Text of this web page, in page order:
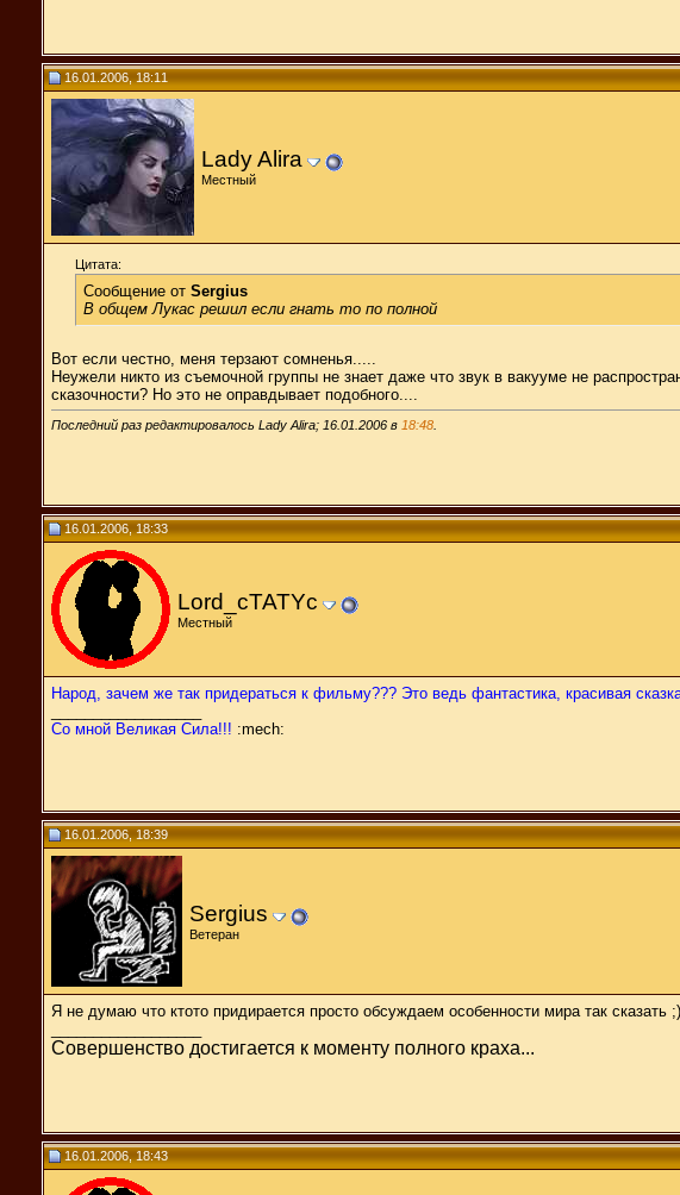
16.01.2006, 18:11
Lady Alira
Местный
Цитата:
Сообщение от Sergius
В общем Лукас решил если гнать то по полной
Вот если честно, меня терзают сомненья.....
Неужели никто из съемочной группы не знает даже что звук в вакууме не
сказочности? Но это не оправдывает подобного....
Последний раз редактировалось Lady Alira; 16.01.2006 в 18:48
16.01.2006, 18:33
Lord_cTATYc
Местный
Народ, зачем же так придераться к фильму??? Это ведь фантастика, красивая
Со мной Великая Сила!!! :mech:
16.01.2006, 18:39
Sergius
Ветеран
Я не думаю что ктото придирается просто обсуждаем особенности мира так сказать ;)
Совершенство достигается к моменту полного краха...
16.01.2006, 18:43